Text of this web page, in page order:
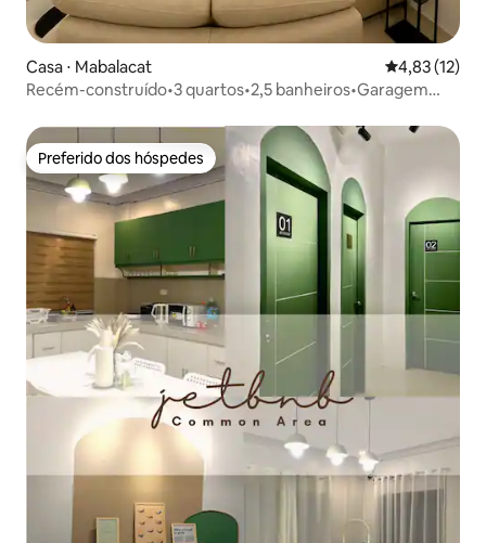
Casa ⋅ Mabalacat 4,83 de uma
4,83 (12)
Recém-construído•3 quartos•2,5 banheiros•Garagem
Preferido dos hóspedes
Preferido dos hóspedes